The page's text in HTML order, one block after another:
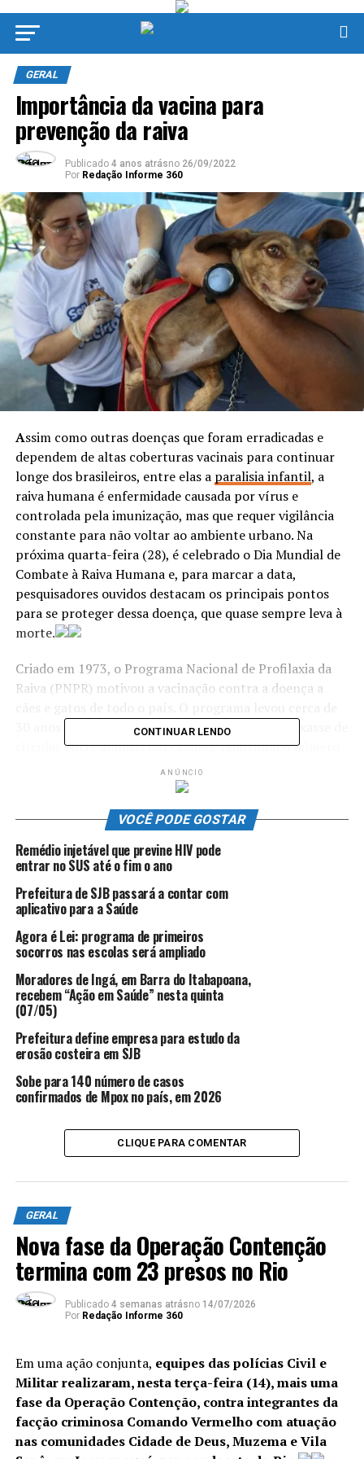
GERAL
Importância da vacina para
prevenção da raiva
Publicado 4 anos atrásno 26/09/2022
Por Redação Informe 360
Assim como outras doenças que foram erradicadas e
dependem de altas coberturas vacinais para continuar
longe dos brasileiros, entre elas a paralisia infantil, a
raiva humana é enfermidade causada por vírus e
controlada pela imunização, mas que requer vigilância
constante para não voltar ao ambiente urbano. Na
próxima quarta-feira (28), é celebrado o Dia Mundial de
Combate à Raiva Humana e, para marcar a data,
pesquisadores ouvidos destacam os principais pontos
para se proteger dessa doença, que quase sempre leva à
morte.
Criado em 1973, o Programa Nacional de Profilaxia da
Raiva (PNPR) motivou a vacinação contra a doença a
30 anos para conseguir fazer com que a raiva deixasse de
circular entre animais das cidades, reduzindo o número
de mortes. Segundo o Ministério da Saúde, a raiva
humana registrou 240 casos de 1986 a 1990,
enquanto; de 2010 a 2022, houve 45 notificações.
Antes de a vacinação ter sucesso, era comum relacionar
a raiva a animais domésticos. Cães babando ou com
popular como os grandes transmissores da doença. A
própria cadela mais famosa da literatura brasileira,
Baleia, é sacrificada na obraVidas Secas
Ramos, por suspeita de raiva.
Com a vacina isso mudou, explica o presidente da
Comissão Nacional de Saúde Pública Veterinária do
Conselho Federal de Medicina Veterinária, Nélio Batista.
“O ciclo silvestre da doença, envolvendo morcegos,
primatas não humanos, raposas, entre outros animais,
passou a ocupar lugar de destaque no cenário
Apesar disso, somente a vacinação mantém os
explica que em áreas próximas a matas ou rurais, é
comum que cachorros tenham contato com cães do
mato ou raposas, e que gatos sejam atacados por
morcegos. Toda vez que animais silvestres contaminados
brigam ou atacam animais domésticos sem a vacina, a
doença ganha nova chance de chegar às áreas urbanas.
CONTINUAR LENDO
ANÚNCIO
VOCÊ PODE GOSTAR
Remédio injetável que previne HIV pode
entrar no SUS até o fim o ano
Prefeitura de SJB passará a contar com
aplicativo para a Saúde
Agora é Lei: programa de primeiros
socorros nas escolas será ampliado
Moradores de Ingá, em Barra do Itabapoana,
recebem “Ação em Saúde” nesta quinta
(07/05)
Prefeitura define empresa para estudo da
erosão costeira em SJB
Sobe para 140 número de casos
confirmados de Mpox no país, em 2026
CLIQUE PARA COMENTAR
GERAL
Nova fase da Operação Contenção
termina com 23 presos no Rio
Publicado 4 semanas atrásno 14/07/2026
Por Redação Informe 360
Em uma ação conjunta, equipes das polícias Civil e
Militar realizaram, nesta terça-feira (14), mais uma
fase da Operação Contenção, contra integrantes da
facção criminosa Comando Vermelho com atuação
nas comunidades Cidade de Deus, Muzema e Vila